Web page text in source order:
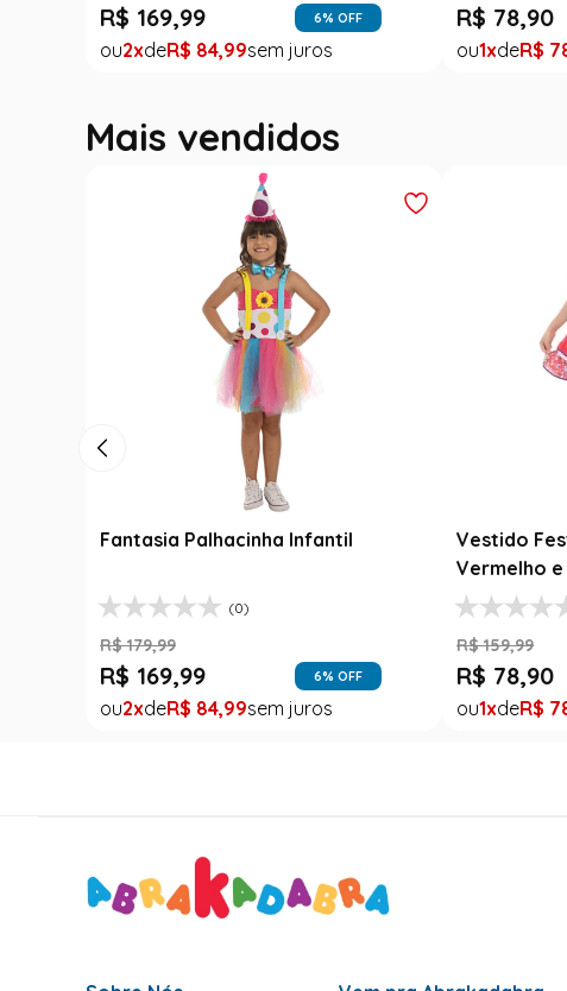
R$ 169,99 6% OFF
2 R$ 84,99
R$ 78,90
1 R$
Mais vendidos
Fantasia Palhacinha Infantil
(0)
R$ 179,99
R$ 169,99 6% OFF
2 R$ 84,99
Vestido
Vermelho
R$ 159,99
R$ 78,90
1 R$